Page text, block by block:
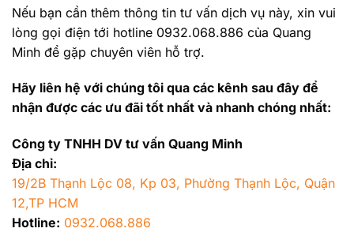
Nếu bạn cần thêm thông tin tư vấn dịch vụ này, xin vui
lòng gọi điện tới hotline 0932.068.886 của Quang
Minh để gặp chuyên viên hỗ trợ.
Hãy liên hệ với chúng tôi qua các kênh sau đây để
nhận được các ưu đãi tốt nhất và nhanh chóng nhất:
Công ty TNHH DV tư vấn Quang Minh
Địa chỉ:
19/2B Thạnh Lộc 08, Kp 03, Phường Thạnh Lộc, Quận
12,TP HCM
Hotline: 0932.068.886